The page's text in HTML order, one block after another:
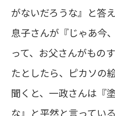
がないだろうな』と答
息子さんが『じゃあ今
って、お父さんがもの
たとしたら、ピカソの
聞くと、一政さんは『
な』と平然と言ってい